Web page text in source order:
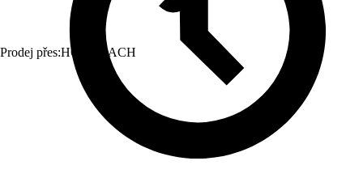
Prodej přes:HORNBACH